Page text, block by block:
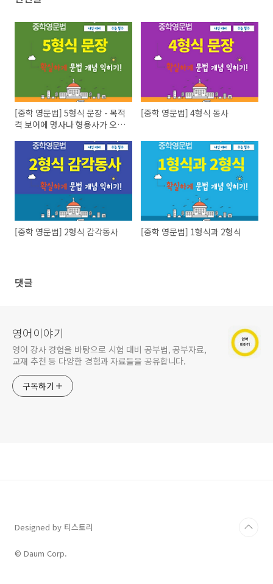
[중학 영문법] 5형식 문장 - 목적
격 보어에 명사나 형용사가 오는
[중학 영문법] 4형식 동사
[중학 영문법] 2형식 감각동사 [중학 영문법] 1형식과 2형식
댓글
영어이야기
영어 강사 경험을 바탕으로 시험 대비 공부법, 공부자료,
교재 추천 등 다양한 경험과 자료들을 공유합니다.
구독하기
Designed by 티스토리
© Daum Corp.